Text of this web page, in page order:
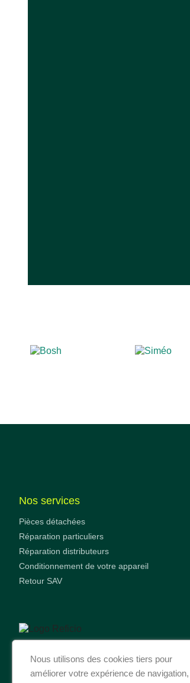
Nos services
Pièces détachées
Réparation particuliers
Réparation distributeurs
Conditionnement de votre appareil
Retour SAV
Nous utilisons des cookies tiers pour
améliorer votre expérience de navigation,